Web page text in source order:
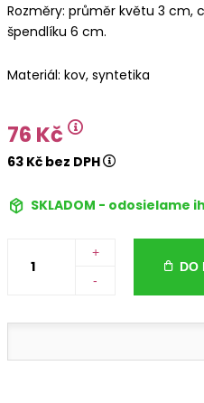
Rozměry: průměr květu 3 cm,
špendlíku 6 cm.
Materiál: kov, syntetika
76 Kč
63 Kč bez DPH
SKLADOM - odosielame
+
-
DO